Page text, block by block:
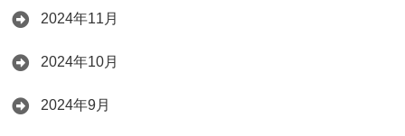
2024年11月
2024年10月
2024年9月